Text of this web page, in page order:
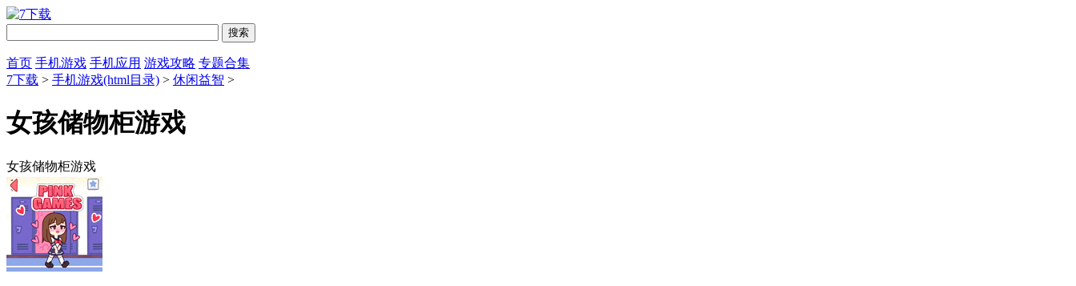
首页 手机游戏 手机应用 游戏攻略 专题合集
7下载 > 手机游戏(html目录) > 休闲益智 >
女孩储物柜游戏
女孩储物柜游戏